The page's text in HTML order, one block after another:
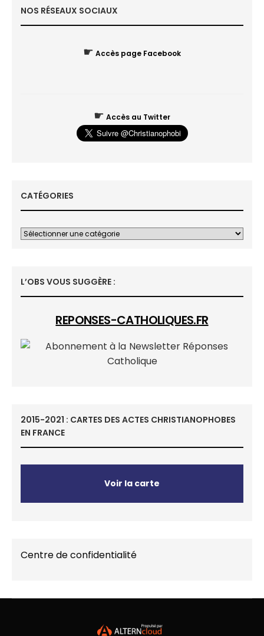
NOS RÉSEAUX SOCIAUX
☛ Accès page Facebook
☛ Accès au Twitter
CATÉGORIES
L’OBS VOUS SUGGÈRE :
REPONSES-CATHOLIQUES.FR
2015-2021 : CARTES DES ACTES CHRISTIANOPHOBES
EN FRANCE
Voir la carte
Centre de confidentialité